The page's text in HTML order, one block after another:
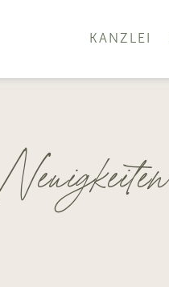
KANZLEI
Neuigkeiten